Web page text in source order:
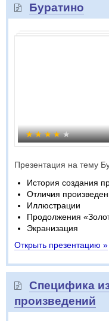
Буратино
Презентация на тему
История создания
Отличия
Иллюстрации
Продолжения
Экранизация
Открыть презентацию »
Специфика
произведений